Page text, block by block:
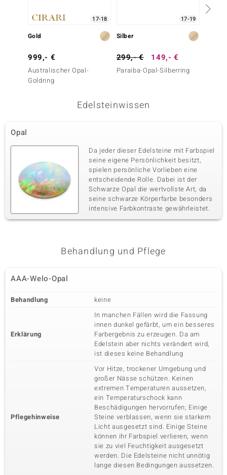
17-18
Gold
999,- €
Australischer Opal-
Goldring
17-19
Silber
299,- € 149,- €
Paraiba-Opal-Silberring
Edelsteinwissen
Opal
Da jeder dieser Edelsteine mit Farbspiel
seine eigene Persönlichkeit besitzt,
spielen persönliche Vorlieben eine
entscheidende Rolle. Dabei ist der
Schwarze Opal die wertvollste Art, da
seine schwarze Körperfarbe besonders
intensive Farbkontraste gewährleistet.
Behandlung und Pflege
AAA-Welo-Opal
Behandlung keine
Erklärung
In manchen Fällen wird die Fassung
innen dunkel gefärbt, um ein besseres
Farbergebnis zu erzeugen. Da am
Edelstein aber nichts verändert wird,
ist dieses keine Behandlung
Pflegehinweise
Vor Hitze, trockener Umgebung und
großer Nässe schützen. Keinen
extremen Temperaturen aussetzen,
ein Temperaturschock kann
Beschädigungen hervorrufen; Einige
Steine verblassen, wenn sie starkem
Licht ausgesetzt sind. Einige Steine
können ihr Farbspiel verlieren, wenn
sie zu viel Feuchtigkeit ausgesetzt
werden. Die Edelsteine nicht unnötig
lange diesen Bedingungen aussetzen.